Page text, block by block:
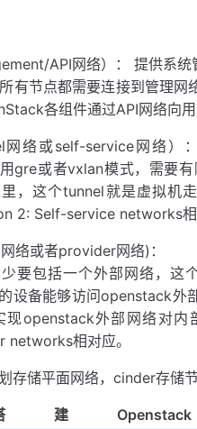
API网络）： 提供系
有节点都需要连接到管理
各组件通过API网络向用
络或self-service网络）
gre或者vxlan模式，需要
，这个tunnel就是虚拟机
2: Self-service networks相
络或者provider网络)：
要包括一个外部网络，这
设备能够访问openstack外
现openstack外部网络对
相对应。
存储平面网络，cinder存储
建